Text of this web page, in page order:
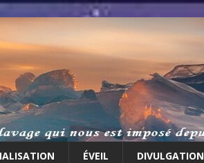
ÉVEIL DIVULGATION